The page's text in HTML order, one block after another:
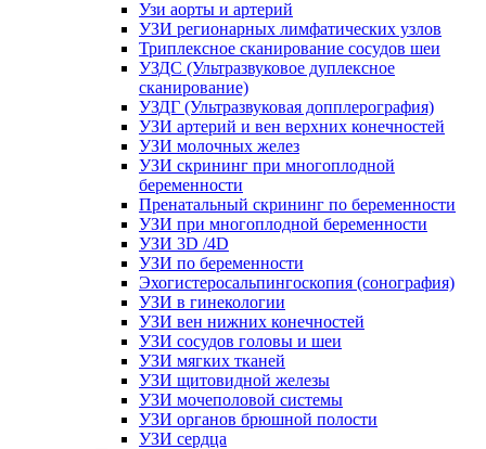
Узи аорты и артерий
УЗИ регионарных лимфатических узлов
Триплексное сканирование сосудов шеи
УЗДС (Ультразвуковое дуплексное
сканирование)
УЗДГ (Ультразвуковая допплерография)
УЗИ артерий и вен верхних конечностей
УЗИ молочных желез
УЗИ скрининг при многоплодной
беременности
Пренатальный скрининг по беременности
УЗИ при многоплодной беременности
УЗИ 3D /4D
УЗИ по беременности
Эхогистеросальпингоскопия (сонография)
УЗИ в гинекологии
УЗИ вен нижних конечностей
УЗИ сосудов головы и шеи
УЗИ мягких тканей
УЗИ щитовидной железы
УЗИ мочеполовой системы
УЗИ органов брюшной полости
УЗИ сердца